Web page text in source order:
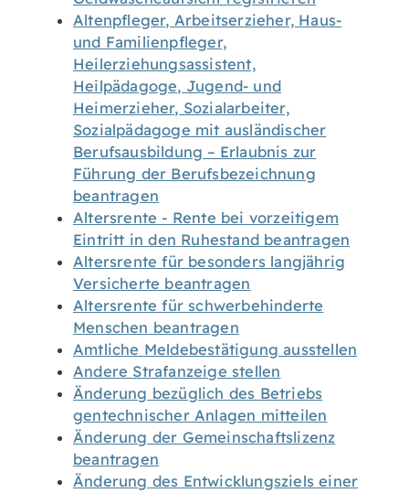
Altenpfleger, Arbeitserzieher, Haus-
und Familienpfleger,
Heilerziehungsassistent,
Heilpädagoge, Jugend- und
Heimerzieher, Sozialarbeiter,
Sozialpädagoge mit ausländischer
Berufsausbildung – Erlaubnis zur
Führung der Berufsbezeichnung
beantragen
Altersrente - Rente bei vorzeitigem
Eintritt in den Ruhestand beantragen
Altersrente für besonders langjährig
Versicherte beantragen
Altersrente für schwerbehinderte
Menschen beantragen
Amtliche Meldebestätigung ausstellen
Andere Strafanzeige stellen
Änderung bezüglich des Betriebs
gentechnischer Anlagen mitteilen
Änderung der Gemeinschaftslizenz
beantragen
Änderung des Entwicklungsziels einer